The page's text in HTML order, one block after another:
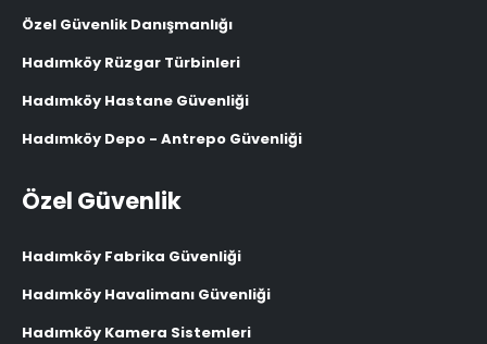
Özel Güvenlik Danışmanlığı
Hadımköy Rüzgar Türbinleri
Hadımköy Hastane Güvenliği
Hadımköy Depo - Antrepo Güvenliği
Özel Güvenlik
Hadımköy Fabrika Güvenliği
Hadımköy Havalimanı Güvenliği
Hadımköy Kamera Sistemleri